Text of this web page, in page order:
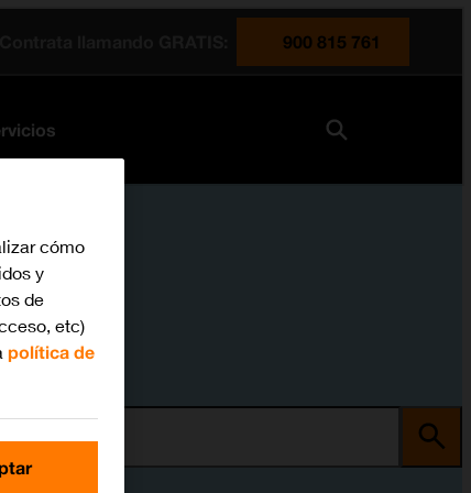
900 815 761
cómo
y
de
etc)
política de